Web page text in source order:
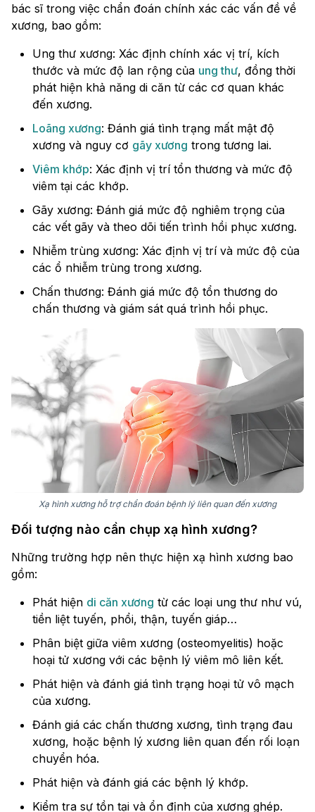
bác sĩ trong việc chẩn đoán chính xác các vấn đề về
xương, bao gồm:
Ung thư xương: Xác định chính xác vị trí, kích
thước và mức độ lan rộng của ung thư, đồng thời
phát hiện khả năng di căn từ các cơ quan khác
đến xương.
Loãng xương: Đánh giá tình trạng mất mật độ
xương và nguy cơ gãy xương trong tương lai.
Viêm khớp: Xác định vị trí tổn thương và mức độ
viêm tại các khớp.
Gãy xương: Đánh giá mức độ nghiêm trọng của
các vết gãy và theo dõi tiến trình hồi phục xương.
Nhiễm trùng xương: Xác định vị trí và mức độ của
các ổ nhiễm trùng trong xương.
Chấn thương: Đánh giá mức độ tổn thương do
chấn thương và giám sát quá trình hồi phục.
Xạ hình xương hỗ trợ chẩn đoán bệnh lý liên quan đến xương
Đối tượng nào cần chụp xạ hình xương?
Những trường hợp nên thực hiện xạ hình xương bao
gồm:
Phát hiện di căn xương từ các loại ung thư như vú,
tiền liệt tuyến, phổi, thận, tuyến giáp…
Phân biệt giữa viêm xương (osteomyelitis) hoặc
hoại tử xương với các bệnh lý viêm mô liên kết.
Phát hiện và đánh giá tình trạng hoại tử vô mạch
của xương.
Đánh giá các chấn thương xương, tình trạng đau
xương, hoặc bệnh lý xương liên quan đến rối loạn
chuyển hóa.
Phát hiện và đánh giá các bệnh lý khớp.
Kiểm tra sự tồn tại và ổn định của xương ghép.